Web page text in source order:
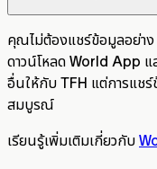
คุณไม่ต้องแชร์ข้อมูลอย่าง
ดาวน์โหลด World App
อื่นให้กับ TFH แต่การแชร์
สมบูรณ์
เรียนรู้เพิ่มเติมเกี่ยวกับ